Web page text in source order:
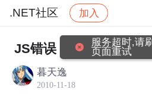
.NET社区 加入
社区 .NET社区 帖子详情
JS错误
暮天逸
2010-11-18
服务超时,请
页面重试